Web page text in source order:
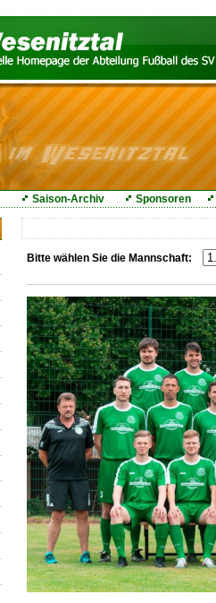
Saison-Archiv Sponsoren
Bitte wählen Sie die Mannschaft: